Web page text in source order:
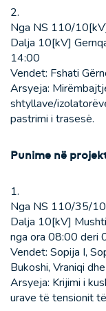
2.
Nga NS 110/
Dalja 10[kV]
14:00
Vendet: Fshati
Arsyeja:
shtyllave/
pastrimi i trasesë.
Punime në
1.
Nga NS 110/35/
Dalja 10[kV]
nga ora 08:00 deri
Vendet: Sopija I,
Bukoshi, Vraniqi
Arsyeja: Krijimi i
urave të tensionit